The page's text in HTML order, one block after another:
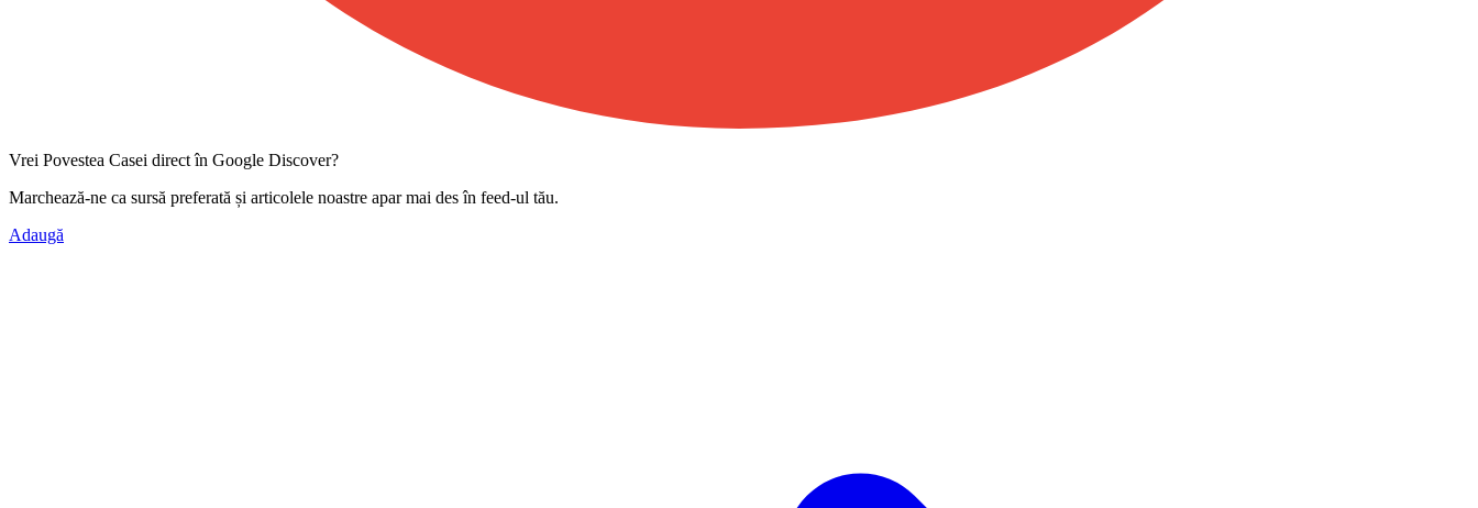
Vrei Povestea Casei direct în Google Discover?
Marchează-ne ca sursă preferată și articolele noastre apar mai des în feed-ul tău.
Adaugă